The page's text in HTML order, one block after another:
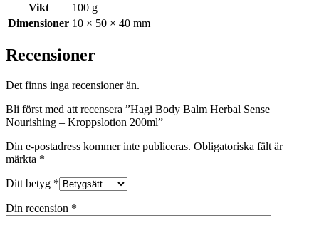
mängdVikt
100 g
Dimensioner 10 × 50 × 40 mm
Recensioner
Det finns inga recensioner än.
Bli först med att recensera ”Hagi Body Balm Herbal Sense
Nourishing – Kroppslotion 200ml”
Din e-postadress kommer inte publiceras. Obligatoriska fält är
märkta *
Ditt betyg *
Din recension *